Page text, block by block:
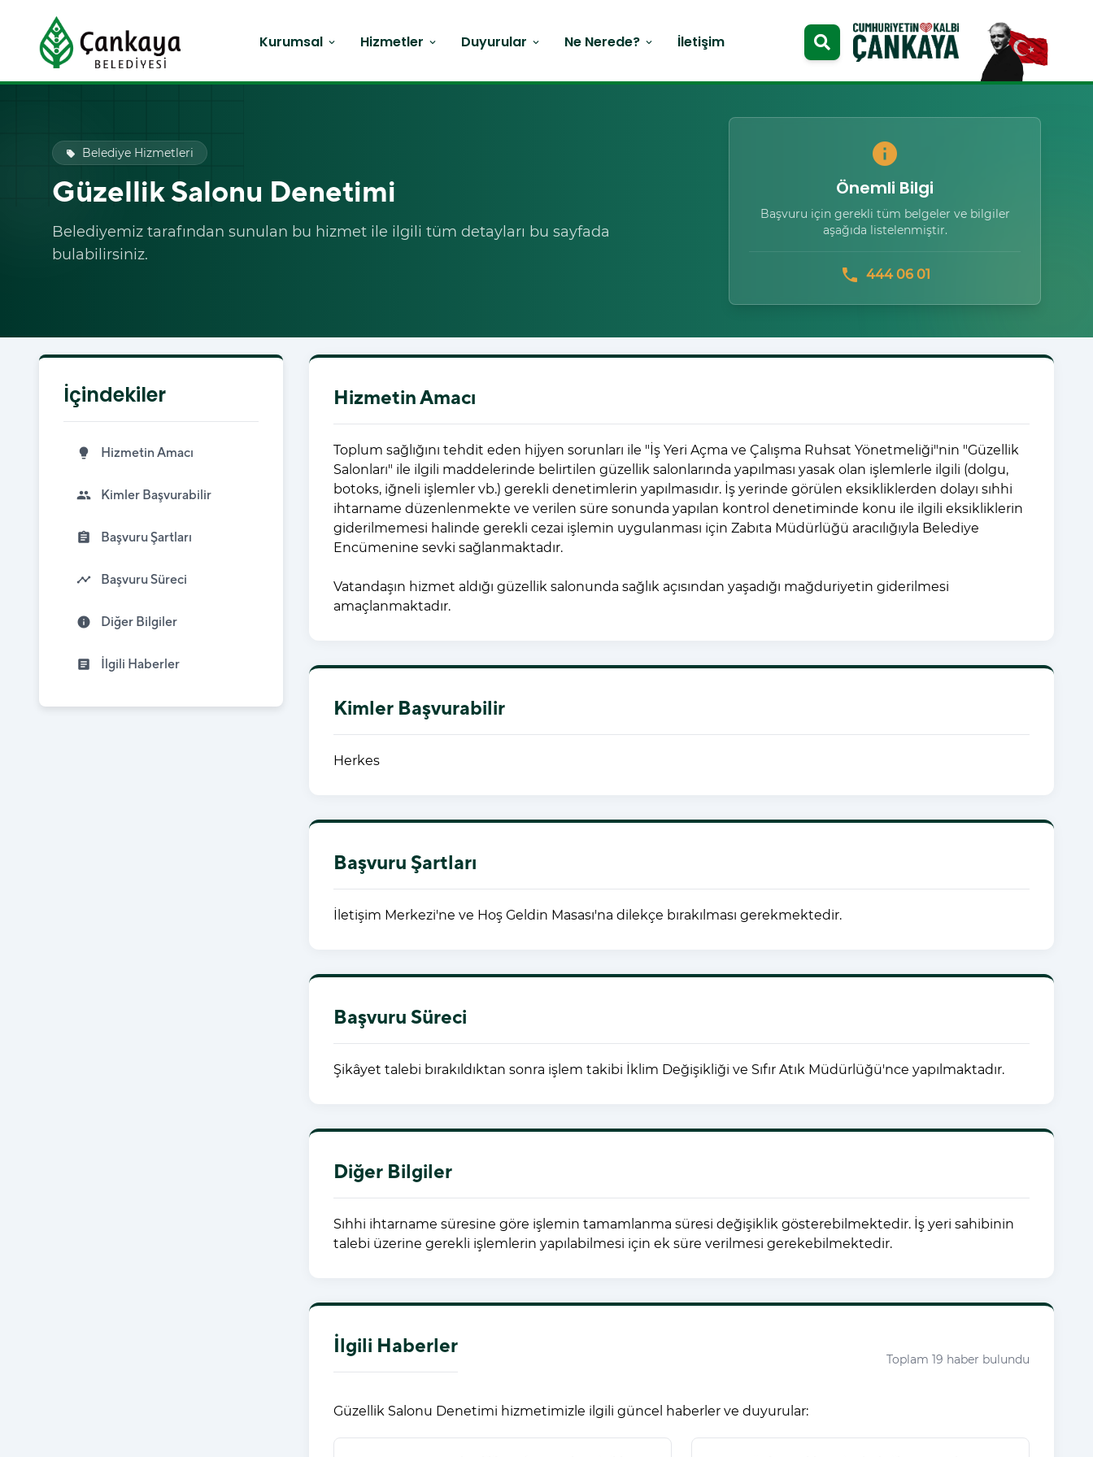
Kurumsal expand_more Hizmetler expand_more Duyurular expand_more Ne Nerede? expand_more İletişim
local_offer Belediye Hizmetleri
Güzellik Salonu Denetimi
Belediyemiz tarafından sunulan bu hizmet ile ilgili tüm detayları bu sayfada
bulabilirsiniz.
info
Önemli Bilgi
Başvuru için gerekli tüm belgeler ve bilgiler
aşağıda listelenmiştir.
phone 444 06 01
İçindekiler
lightbulb Hizmetin Amacı
people Kimler Başvurabilir
assignment Başvuru Şartları
timeline Başvuru Süreci
info Diğer Bilgiler
article İlgili Haberler
Hizmetin Amacı
Toplum sağlığını tehdit eden hijyen sorunları ile "İş Yeri Açma ve Çalışma Ruhsat Yönetmeliği"nin "Güzellik
Salonları" ile ilgili maddelerinde belirtilen güzellik salonlarında yapılması yasak olan işlemlerle ilgili (dolgu,
botoks, iğneli işlemler vb.) gerekli denetimlerin yapılmasıdır. İş yerinde görülen eksikliklerden dolayı sıhhi
ihtarname düzenlenmekte ve verilen süre sonunda yapılan kontrol denetiminde konu ile ilgili eksikliklerin
giderilmemesi halinde gerekli cezai işlemin uygulanması için Zabıta Müdürlüğü aracılığıyla Belediye
Encümenine sevki sağlanmaktadır.
Vatandaşın hizmet aldığı güzellik salonunda sağlık açısından yaşadığı mağduriyetin giderilmesi
amaçlanmaktadır.
Kimler Başvurabilir
Herkes
Başvuru Şartları
İletişim Merkezi'ne ve Hoş Geldin Masası'na dilekçe bırakılması gerekmektedir.
Başvuru Süreci
Şikâyet talebi bırakıldıktan sonra işlem takibi İklim Değişikliği ve Sıfır Atık Müdürlüğü'nce yapılmaktadır.
Diğer Bilgiler
Sıhhi ihtarname süresine göre işlemin tamamlanma süresi değişiklik gösterebilmektedir. İş yeri sahibinin
talebi üzerine gerekli işlemlerin yapılabilmesi için ek süre verilmesi gerekebilmektedir.
İlgili Haberler
Toplam 19 haber bulundu
Güzellik Salonu Denetimi hizmetimizle ilgili güncel haberler ve duyurular: